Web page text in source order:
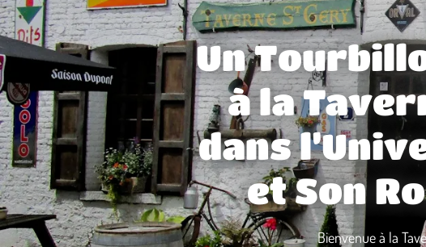
Un
à la
dans
et Son
Bienvenue à la